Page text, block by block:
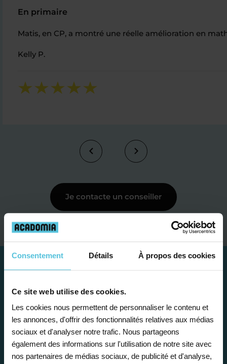
Consentement Détails À propos des cookies
Ce site web utilise des cookies.
Les cookies nous permettent de personnaliser le contenu et
les annonces, d'offrir des fonctionnalités relatives aux médias
sociaux et d'analyser notre trafic. Nous partageons
également des informations sur l'utilisation de notre site avec
nos partenaires de médias sociaux, de publicité et d'analyse,
En primaire
Matis, en CP, a montré une réelle amélioration en
Kelly P.
Je contacte un conseiller